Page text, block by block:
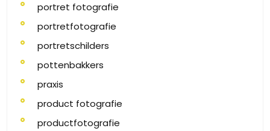
portret fotografie
portretfotografie
portretschilders
pottenbakkers
praxis
product fotografie
productfotografie